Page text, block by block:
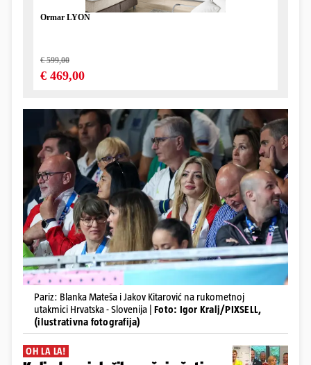
Pariz: Blanka Mateša i Jakov Kitarović na rukometnoj
utakmici Hrvatska - Slovenija | Foto: Igor Kralj/PIXSELL,
(ilustrativna fotografija)
OH LA LA!